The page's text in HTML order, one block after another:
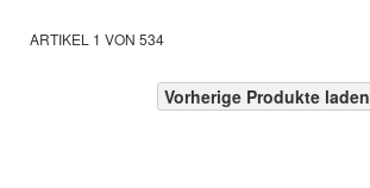
ARTIKEL 1 VON 534
Vorherige Produkte laden